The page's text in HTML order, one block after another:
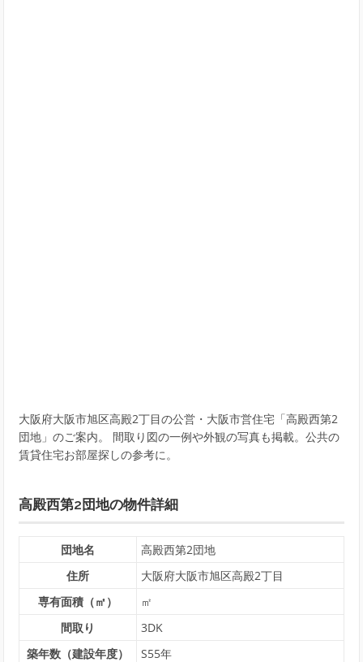
大阪府大阪市旭区高殿2丁目の公営・大阪市営住宅「高殿西第2
団地」のご案内。 間取り図の一例や外観の写真も掲載。公共の
賃貸住宅お部屋探しの参考に。
高殿西第2団地の物件詳細
団地名
高殿西第2団地
住所
大阪府大阪市旭区高殿2丁目
専有面積（㎡）
㎡
間取り
3DK
築年数（建設年度）
S55年